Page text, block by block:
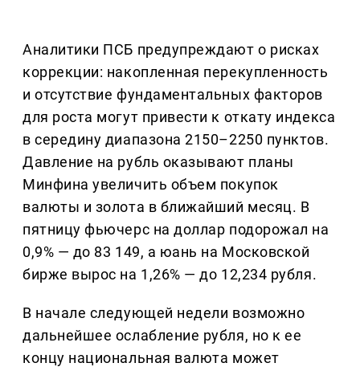
Аналитики ПСБ предупреждают о рисках
коррекции: накопленная перекупленность
и отсутствие фундаментальных факторов
для роста могут привести к откату индекса
в середину диапазона 2150–2250 пунктов.
Давление на рубль оказывают планы
Минфина увеличить объем покупок
валюты и золота в ближайший месяц. В
пятницу фьючерс на доллар подорожал на
0,9% — до 83 149, а юань на Московской
бирже вырос на 1,26% — до 12,234 рубля.
В начале следующей недели возможно
дальнейшее ослабление рубля, но к ее
концу национальная валюта может